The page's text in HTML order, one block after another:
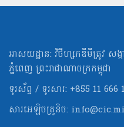
អាសយដ្ឋាន: វិថីហ្សកឌីមីត្រូវ សង្ក
ភ្នំពេញ ព្រះរាជាណាចក្រកម្ពុជា
ទូរស័ព្ទ / ទូរសារ: +855 11 666
សារអេឡិចត្រូនិច: